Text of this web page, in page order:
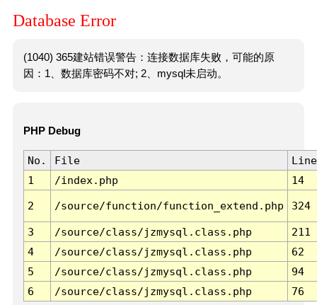
Database Error
(1040) 365建站错误警告：连接数据库失败，可能的原
因：1、数据库密码不对; 2、mysql未启动。
PHP Debug
No. File
Line
1
/index.php 14
2 /source/function/function_extend.php 324
3 /source/class/jzmysql.class.php
211
4
/source/class/jzmysql.class.php
62
5
/source/class/jzmysql.class.php
94
6
/source/class/jzmysql.class.php 76